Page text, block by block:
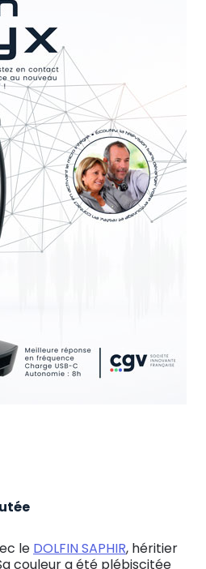
le DOLFIN SAPHIR, héritier
couleur a été plébiscitée